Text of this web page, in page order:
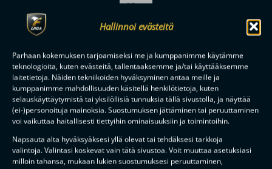
Hallinnoi evästeitä
Parhaan kokemuksen tarjoamiseksi me ja kumppanimme käytämme
teknologioita, kuten evästeitä, tallentaaksemme ja/tai käyttääksemme
laitetietoja. Näiden tekniikoiden hyväksyminen antaa meille ja
kumppanimme mahdollisuuden käsitellä henkilötietoja, kuten
selauskäyttäytymistä tai yksilöllisiä tunnuksia tällä sivustolla, ja näyttää
(ei-)personoituja mainoksia. Suostumuksen jättäminen tai peruuttaminen
voi vaikuttaa haitallisesti tiettyihin ominaisuuksiin ja toimintoihin.
Napsauta alta hyväksyäksesi yllä olevat tai tehdäksesi tarkkoja
valintoja. Valintasi koskevat vain tätä sivustoa. Voit muuttaa asetuksiasi
milloin tahansa, mukaan lukien suostumuksesi peruuttaminen,
OTTELU
Tilaa uutiskirje
Saat kirjeen noin kerran kuukaudessa F-liigakauden alusta